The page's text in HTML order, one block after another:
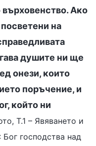
Ако
на
душите ни ще
онези, които
поръчение, и
който ни
Т.1 – Явяването и
господства над